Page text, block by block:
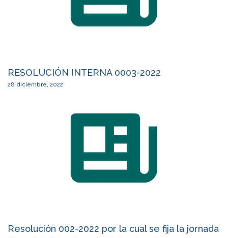
RESOLUCIÓN INTERNA 0003-2022
28 diciembre, 2022
Resolución 002-2022 por la cual se fija la jornada